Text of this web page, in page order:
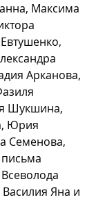
Максима
Арканова,
Шукшина,
Юрия
Семенова,
Яна и